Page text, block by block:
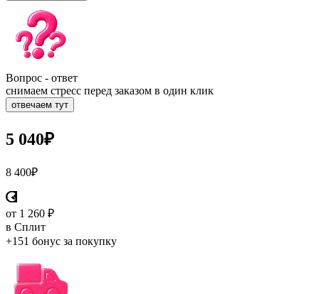
Вопрос - ответ
снимаем стресс перед заказом в один клик
отвечаем тут
5 040₽
8 400₽
от 1 260 ₽
в Сплит
+151 бонус за покупку